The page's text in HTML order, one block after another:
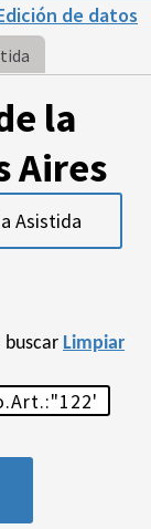
de datos
la
Aires
Asistida
buscar Limpiar